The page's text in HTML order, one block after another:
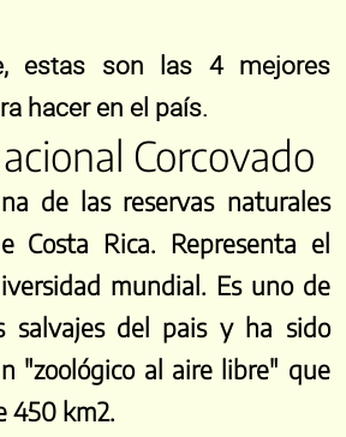
estas son las 4 mejores
hacer en el país.
Corcovado
de las reservas naturales
Costa Rica. Representa el
mundial. Es uno de
salvajes del pais y ha sido
"zoológico al aire libre" que
450 km2.